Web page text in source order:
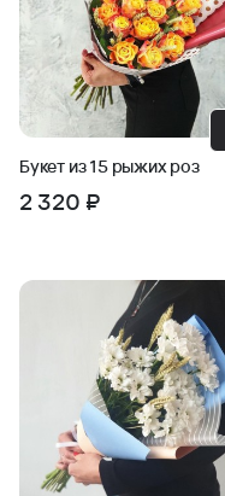
Букет из 15 рыжих роз
2 320 ₽